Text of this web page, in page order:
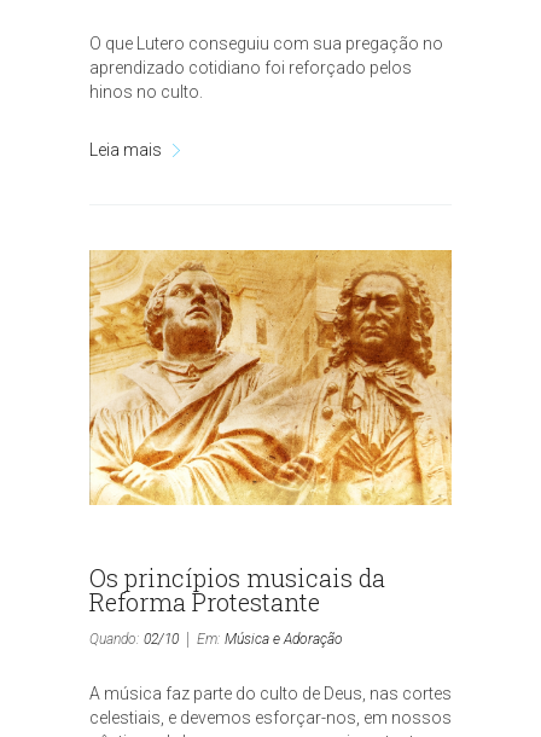
O que Lutero conseguiu com sua pregação no
aprendizado cotidiano foi reforçado pelos
hinos no culto.
Leia mais
Os princípios musicais da
Reforma Protestante
Quando: 02/10 Em: Música e Adoração
A música faz parte do culto de Deus, nas cortes
celestiais, e devemos esforçar-nos, em nossos